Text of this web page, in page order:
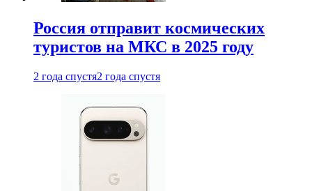
Россия отправит космических
туристов на МКС в 2025 году
2 года спустя2 года спустя